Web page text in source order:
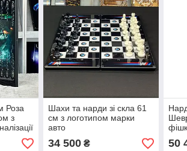
Роза
з
Шахи та нарди зі скла 61
см з логотипом марки
авто
34 500₴ 50